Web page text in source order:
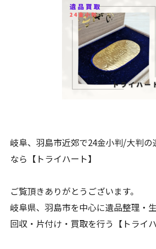
岐阜、羽島市近郊で24金小判/大判の
なら【トライハート】
ご覧頂きありがとうございます。
岐阜県、羽島市を中心に遺品整理・
回収・片付け・買取を行う【トライハ